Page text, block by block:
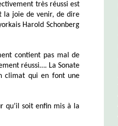
très réussi est
la joie de venir, de dire
Harold Schonberg
contient pas mal de
réussi…. La Sonate
climat qui en font une
qu’il soit enfin mis à la